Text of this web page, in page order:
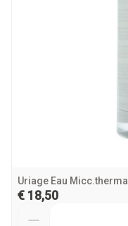
Uriage Eau
€ 18,50